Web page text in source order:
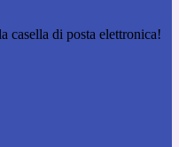
casella di posta elettronica!